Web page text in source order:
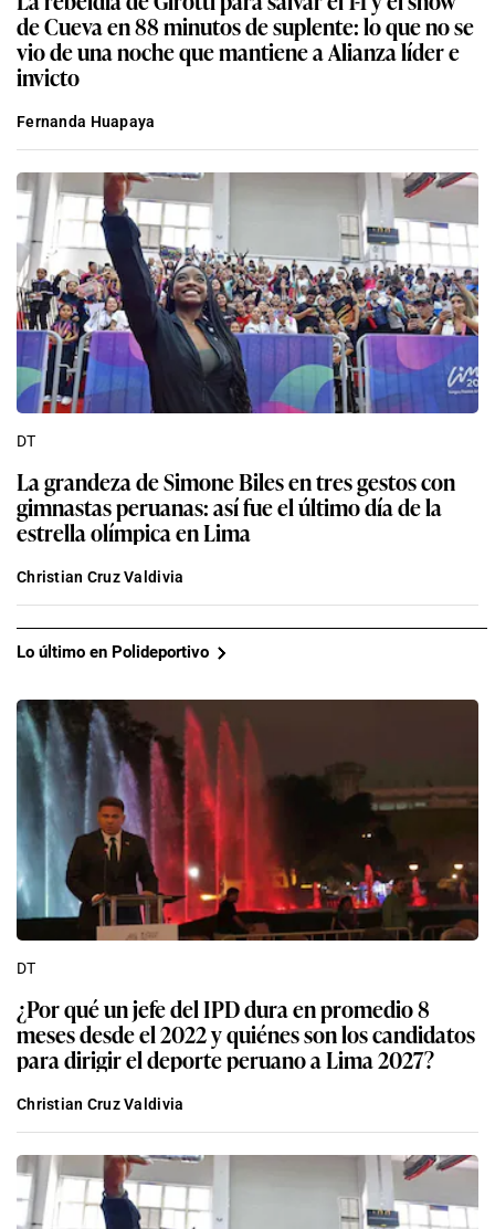
de Cueva en 88 minutos de suplente: lo que no se
vio de una noche que mantiene a Alianza líder e
invicto
Fernanda Huapaya
DT
La grandeza de Simone Biles en tres gestos con
gimnastas peruanas: así fue el último día de la
estrella olímpica en Lima
Christian Cruz Valdivia
Lo último en Polideportivo
DT
¿Por qué un jefe del IPD dura en promedio 8
meses desde el 2022 y quiénes son los candidatos
para dirigir el deporte peruano a Lima 2027?
Christian Cruz Valdivia